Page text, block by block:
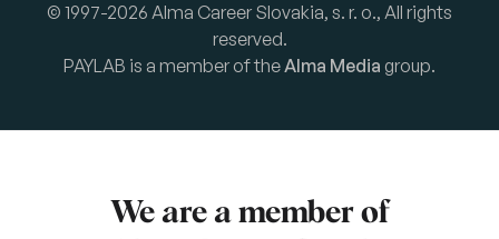
© 1997-2026 Alma Career Slovakia, s. r. o., All rights
reserved.
PAYLAB is a member of theAlma Media group.
We are a member of